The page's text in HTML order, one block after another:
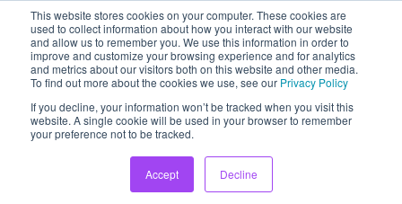
This website stores cookies on your computer. These cookies are
used to collect information about how you interact with our website
and allow us to remember you. We use this information in order to
improve and customize your browsing experience and for analytics
and metrics about our visitors both on this website and other media.
To find out more about the cookies we use, see our Privacy Policy
If you decline, your information won’t be tracked when you visit this
website. A single cookie will be used in your browser to remember
your preference not to be tracked.
Accept Decline
Nous joindre